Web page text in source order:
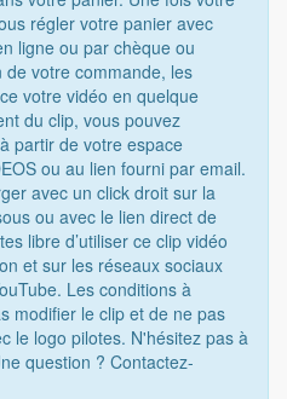
régler votre panier avec
ligne ou par chèque ou
votre commande, les
votre vidéo en quelque
du clip, vous pouvez
partir de votre espace
ou au lien fourni par email.
avec un click droit sur la
ou avec le lien direct de
libre d’utiliser ce clip vidéo
et sur les réseaux sociaux
Les conditions à
modifier le clip et de ne pas
le logo pilotes. N'hésitez pas à
question ? Contactez-